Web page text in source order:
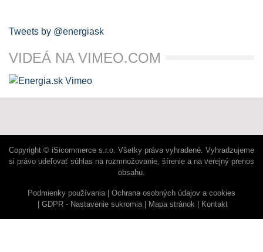
Tweets by @energiask
VIDEÁ NA VIMEO.COM
Copyright © iSicommerce s.r.o. Všetky práva vyhradené. Vyhradzujeme
si právo udeľovať súhlas na rozmnožovanie, šírenie a na verejný prenos
obsahu.
Podmienky používania
Ochrana osobných údajov a cookies
GDPR - Nastavenie sukromia
Mapa stránok Kontakt